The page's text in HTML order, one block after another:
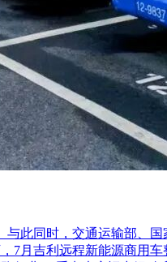
此同时，交通运输部、
月吉利远程新能源商用